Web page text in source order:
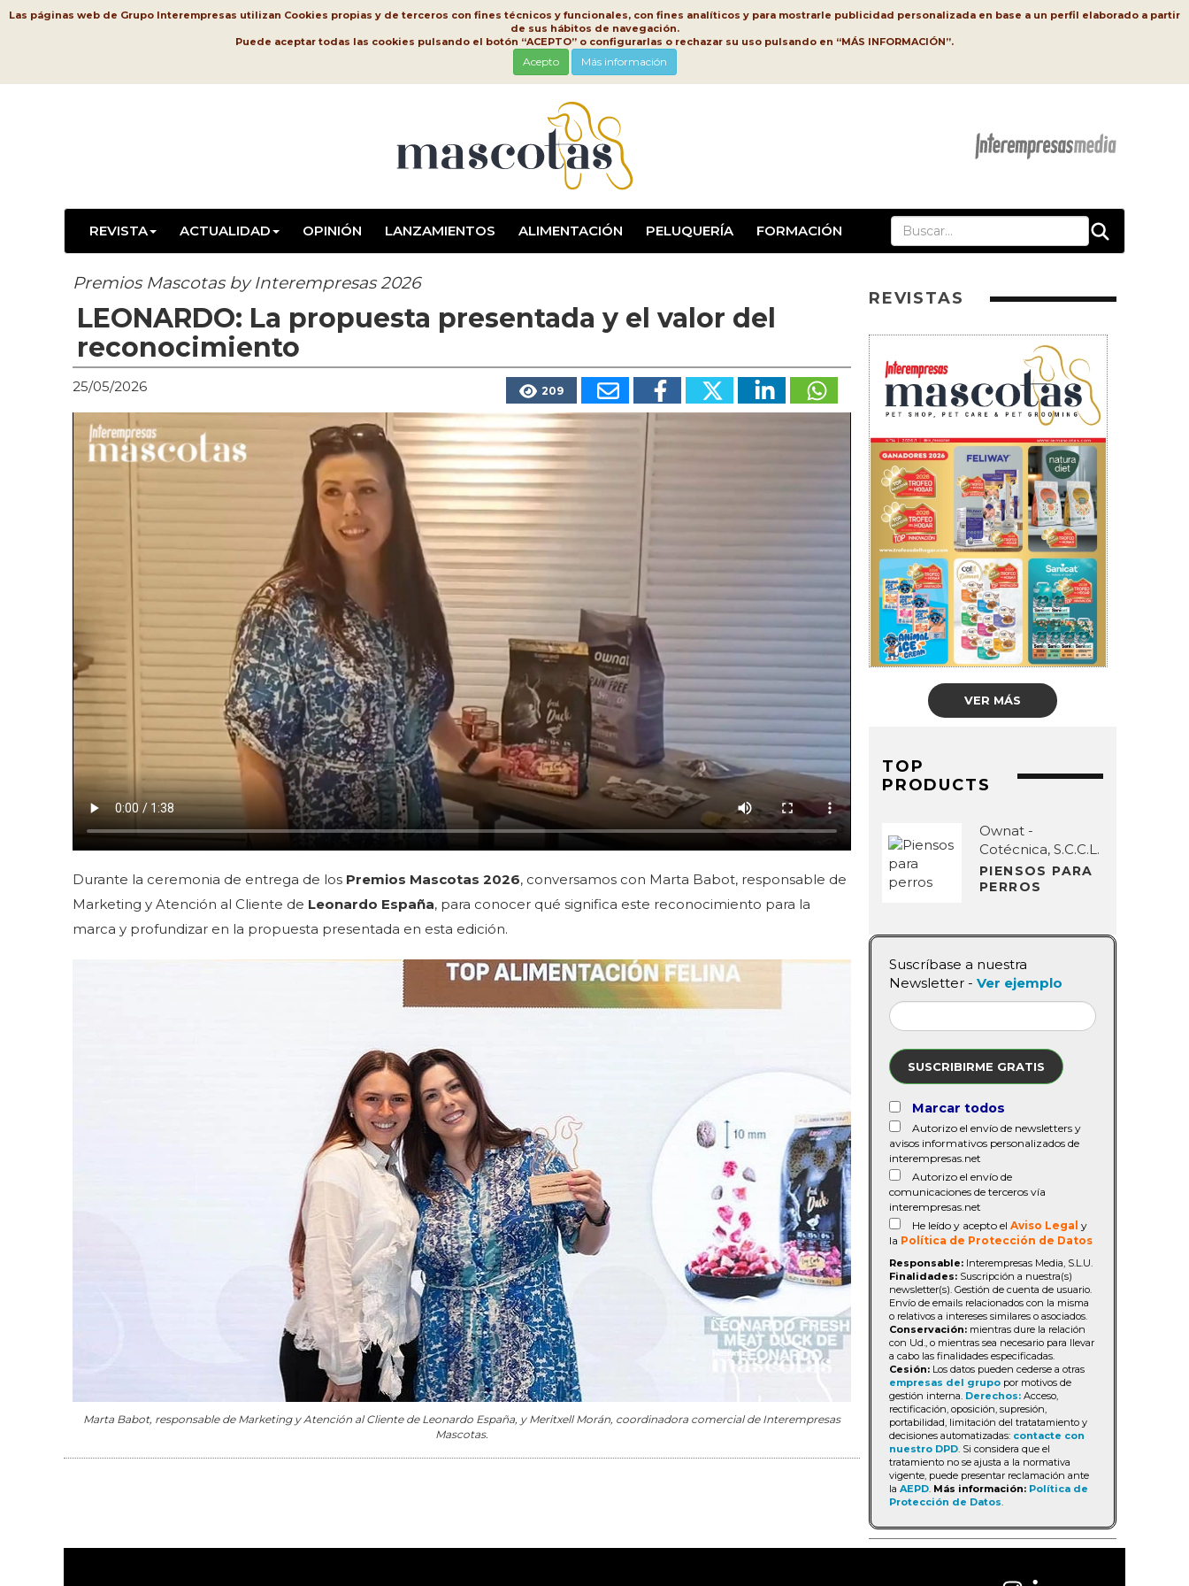
Las páginas web de Grupo Interempresas utilizan Cookies propias y de terceros con fines técnicos y funcionales, con fines analíticos y para mostrarle publicidad personalizada en base a un perfil elaborado a partir
de sus hábitos de navegación.
Puede aceptar todas las cookies pulsando el botón “ACEPTO” o configurarlas o rechazar su uso pulsando en “MÁS INFORMACIÓN”.
Acepto Más información
REVISTA ACTUALIDAD OPINIÓN LANZAMIENTOS ALIMENTACIÓN PELUQUERÍA FORMACIÓN
Premios Mascotas by Interempresas 2026
LEONARDO: La propuesta presentada y el valor del
reconocimiento
25/05/2026 209
Durante la ceremonia de entrega de los Premios Mascotas 2026, conversamos con Marta Babot, responsable de
Marketing y Atención al Cliente de Leonardo España, para conocer qué significa este reconocimiento para la
marca y profundizar en la propuesta presentada en esta edición.
Marta Babot, responsable de Marketing y Atención al Cliente de Leonardo España, y Meritxell Morán, coordinadora comercial de Interempresas
Mascotas.
REVISTAS
VER MÁS
TOP
PRODUCTS
Ownat -
Cotécnica, S.C.C.L.
PIENSOS PARA
PERROS
Suscríbase a nuestra
Newsletter - Ver ejemplo
SUSCRIBIRME GRATIS
Marcar todos
Autorizo el envío de newsletters y
avisos informativos personalizados de
interempresas.net
Autorizo el envío de
comunicaciones de terceros vía
interempresas.net
He leído y acepto el Aviso Legal y
la Política de Protección de Datos
Responsable: Interempresas Media, S.L.U.
Finalidades: Suscripción a nuestra(s)
newsletter(s). Gestión de cuenta de usuario.
Envío de emails relacionados con la misma
o relativos a intereses similares o asociados.
Conservación: mientras dure la relación
con Ud., o mientras sea necesario para llevar
a cabo las finalidades especificadas.
Cesión: Los datos pueden cederse a otras
empresas del grupo por motivos de
gestión interna. Derechos: Acceso,
rectificación, oposición, supresión,
portabilidad, limitación del tratatamiento y
decisiones automatizadas: contacte con
nuestro DPD. Si considera que el
tratamiento no se ajusta a la normativa
vigente, puede presentar reclamación ante
la AEPD. Más información: Política de
Protección de Datos.